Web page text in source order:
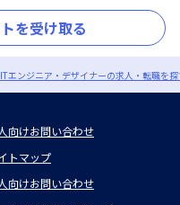
を受け取る
ITエンジニア・デザイナーの求人・転職を
向けお問い合わせ
トマップ
向けお問い合わせ